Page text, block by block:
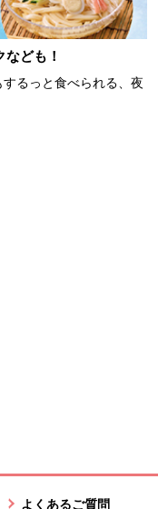
ども！
るっと食べられる、夜
よくあるご質問